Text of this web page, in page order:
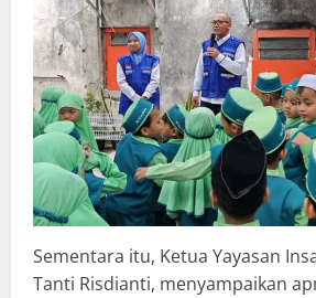
Sementara itu, Ketua Yayasan
Tanti Risdianti, menyampaikan